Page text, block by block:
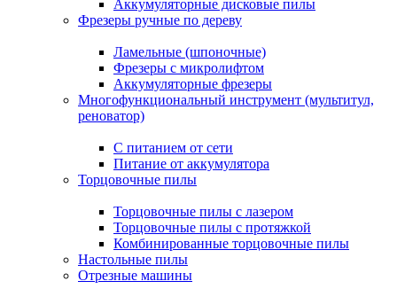
Аккумуляторные дисковые пилы
Фрезеры ручные по дереву
Ламельные (шпоночные)
Фрезеры с микролифтом
Аккумуляторные фрезеры
Многофункциональный инструмент (мультитул,
реноватор)
С питанием от сети
Питание от аккумулятора
Торцовочные пилы
Торцовочные пилы с лазером
Торцовочные пилы с протяжкой
Комбинированные торцовочные пилы
Настольные пилы
Отрезные машины